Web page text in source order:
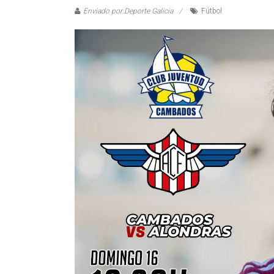
Enviado por:Deporte Galicia Fútbol